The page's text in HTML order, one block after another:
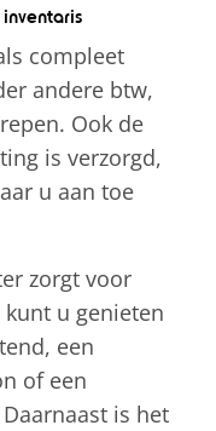
compleet
andere btw,
Ook de
is verzorgd,
u aan toe
zorgt voor
u genieten
een
of een
is het